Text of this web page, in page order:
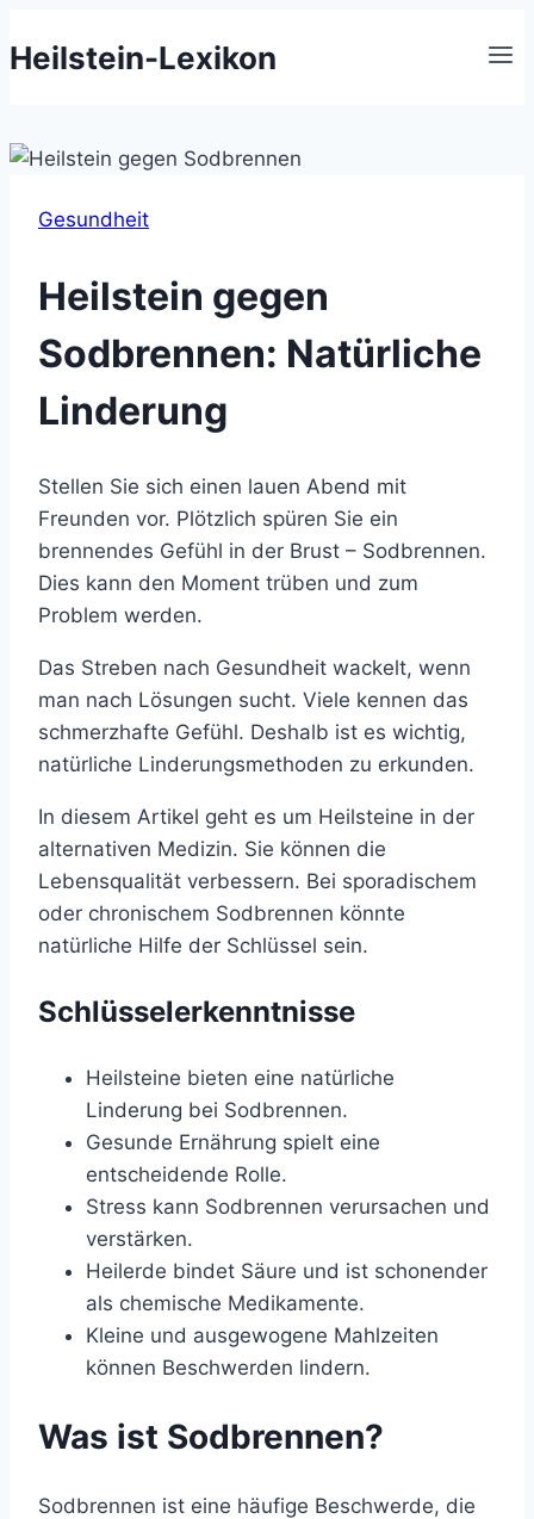
Inhalt
Heilstein-Lexikon
Gesundheit
Heilstein gegen
Sodbrennen: Natürliche
Linderung
Stellen Sie sich einen lauen Abend mit
Freunden vor. Plötzlich spüren Sie ein
brennendes Gefühl in der Brust – Sodbrennen.
Dies kann den Moment trüben und zum
Problem werden.
Das Streben nach Gesundheit wackelt, wenn
man nach Lösungen sucht. Viele kennen das
schmerzhafte Gefühl. Deshalb ist es wichtig,
natürliche Linderungsmethoden zu erkunden.
In diesem Artikel geht es um Heilsteine in der
alternativen Medizin. Sie können die
Lebensqualität verbessern. Bei sporadischem
oder chronischem Sodbrennen könnte
natürliche Hilfe der Schlüssel sein.
Schlüsselerkenntnisse
Heilsteine bieten eine natürliche
Linderung bei Sodbrennen.
Gesunde Ernährung spielt eine
entscheidende Rolle.
Stress kann Sodbrennen verursachen und
verstärken.
Heilerde bindet Säure und ist schonender
als chemische Medikamente.
Kleine und ausgewogene Mahlzeiten
können Beschwerden lindern.
Was ist Sodbrennen?
Sodbrennen ist eine häufige Beschwerde, die